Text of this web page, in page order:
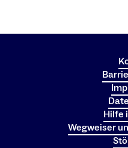
Hilfe
Wegweiser